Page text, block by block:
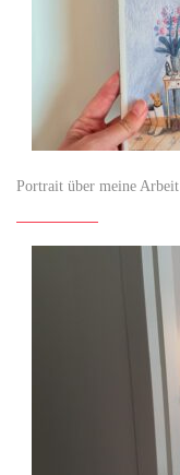
Portrait über meine Arbeit